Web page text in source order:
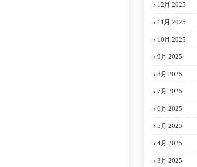
12月 2025
11月 2025
10月 2025
9月 2025
8月 2025
7月 2025
6月 2025
5月 2025
4月 2025
3月 2025